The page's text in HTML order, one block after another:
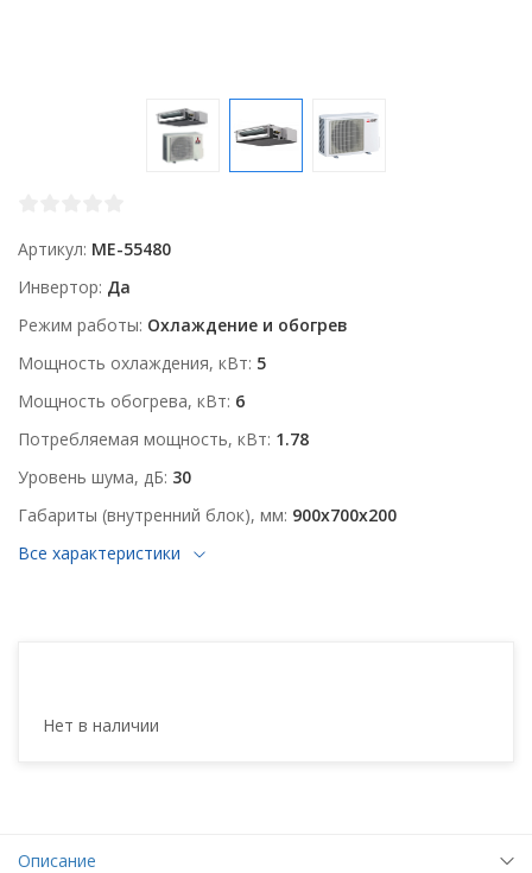
Артикул ME-55480
Инвертор Да
Режим работы Охлаждение и обогрев
Мощность охлаждения, кВт 5
Мощность обогрева, кВт 6
Потребляемая мощность, кВт 1.78
Уровень шума, дБ 30
Габариты (внутренний блок), мм 900x700x200
Все характеристики
Нет в наличии
Описание